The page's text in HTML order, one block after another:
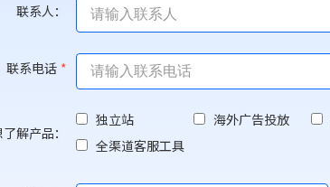
联系人：
联系电话 *
解产品：
独立站 海外广告投放
全渠道客服工具